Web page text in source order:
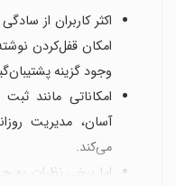
اکثر کاربران از
امکان قفل‌کردن
وجود گزینه
امکاناتی مانند
آسان، مدیریت
می‌کند.
اما برخی نظرات